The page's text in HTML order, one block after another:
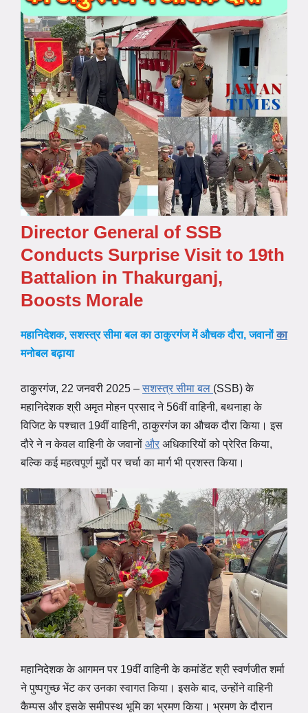
Director General of SSB
Conducts Surprise Visit to 19th
Battalion in Thakurganj,
Boosts Morale
महानिदेशक, सशस्त्र सीमा बल का ठाकुरगंज में औचक दौरा, जवानोंका
मनोबल बढ़ाया
ठाकुरगंज, 22 जनवरी 2025 –सशस्त्र सीमा बल (SSB) के
महानिदेशक श्री अमृत मोहन प्रसाद ने 56वीं वाहिनी, बथनाहा के
विजिट के पश्चात 19वीं वाहिनी, ठाकुरगंज का औचक दौरा किया। इस
दौरे ने न केवल वाहिनी के जवानों और अधिकारियों को प्रेरित किया,
बल्कि कई महत्वपूर्ण मुद्दों पर चर्चा का मार्ग भी प्रशस्त किया।
महानिदेशक के आगमन पर 19वीं वाहिनी के कमांडेंट श्री स्वर्णजीत शर्मा
ने पुष्पगुच्छ भेंट कर उनका स्वागत किया। इसके बाद, उन्होंने वाहिनी
कैम्पस और इसके समीपस्थ भूमि का भ्रमण किया। भ्रमण के दौरान